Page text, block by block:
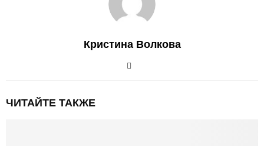
Кристина Волкова
ЧИТАЙТЕ ТАКЖЕ